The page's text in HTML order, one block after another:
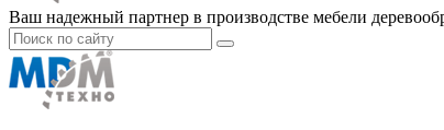
Ваш надежный партнер в производстве мебели